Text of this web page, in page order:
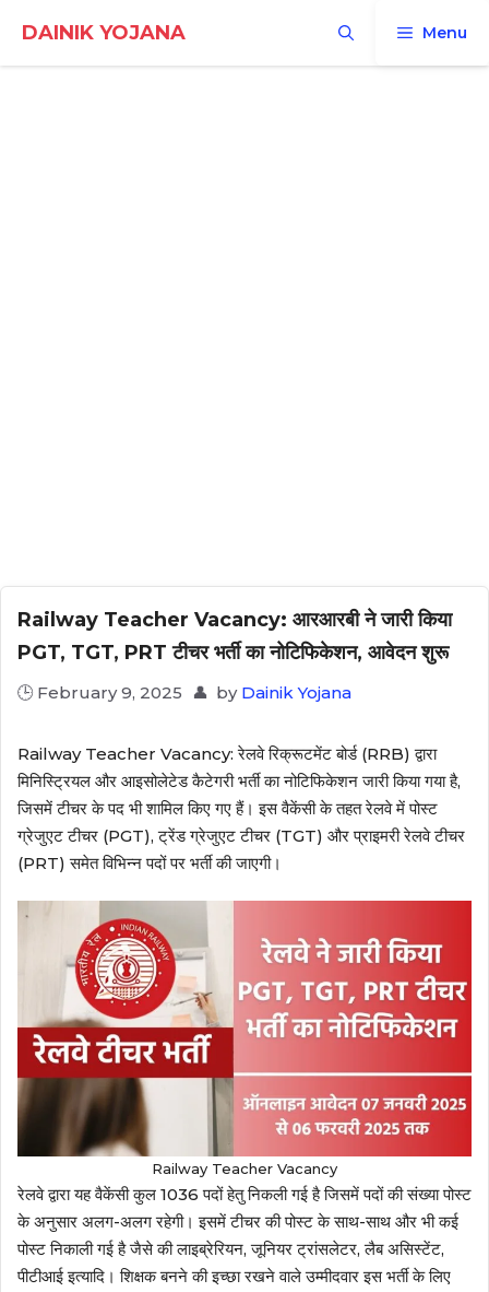
content
DAINIK YOJANA Menu
Railway Teacher Vacancy: आरआरबी ने जारी किया
PGT, TGT, PRT टीचर भर्ती का नोटिफिकेशन, आवेदन शुरू
February 9, 2025 by Dainik Yojana
Railway Teacher Vacancy: रेलवे रिक्रूटमेंट बोर्ड (RRB) द्वारा
मिनिस्ट्रियल और आइसोलेटेड कैटेगरी भर्ती का नोटिफिकेशन जारी किया गया है,
जिसमें टीचर के पद भी शामिल किए गए हैं। इस वैकेंसी के तहत रेलवे में पोस्ट
ग्रेजुएट टीचर (PGT), ट्रेंड ग्रेजुएट टीचर (TGT) और प्राइमरी रेलवे टीचर
(PRT) समेत विभिन्न पदों पर भर्ती की जाएगी।
Railway Teacher Vacancy
रेलवे द्वारा यह वैकेंसी कुल 1036 पदों हेतु निकली गई है जिसमें पदों की संख्या पोस्ट
के अनुसार अलग-अलग रहेगी। इसमें टीचर की पोस्ट के साथ-साथ और भी कई
पोस्ट निकाली गई है जैसे की लाइब्रेरियन, जूनियर ट्रांसलेटर, लैब असिस्टेंट,
पीटीआई इत्यादि। शिक्षक बनने की इच्छा रखने वाले उम्मीदवार इस भर्ती के लिए